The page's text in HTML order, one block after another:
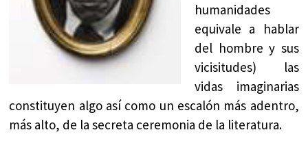
humanidades
equivale a hablar
del hombre y sus
vicisitudes) las
vidas imaginarias
constituyen algo así como un escalón más adentro,
más alto, de la secreta ceremonia de la literatura.